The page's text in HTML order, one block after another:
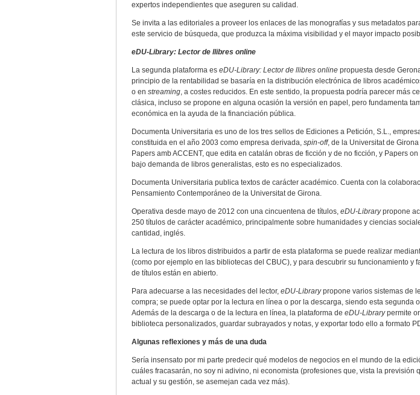
expertos independientes que aseguren su calidad.
Se invita a las editoriales a proveer los enlaces de las monografías y sus metadatos
este servicio de búsqueda, que produzca la máxima visibilidad y el mayor impacto
eDU-Library: Lector de llibres online
La segunda plataforma es eDU-Library: Lector de llibres online propuesta desde
principio de la rentabilidad se basaría en la distribución electrónica de libros
o en streaming, a costes reducidos. En este sentido, la propuesta podría parecer más
clásica, incluso se propone en alguna ocasión la versión en papel, pero fundamenta
económica en la ayuda de la financiación pública.
Documenta Universitaria es uno de los tres sellos de Ediciones a Petición, S.L.,
constituida en el año 2003 como empresa derivada, spin-off, de la Universitat de
Papers amb ACCENT, que edita en catalán obras de ficción y de no ficción, y Papers
bajo demanda de libros generalistas, esto es no especializados.
Documenta Universitaria publica textos de carácter académico. Cuenta con la
Pensamiento Contemporáneo de la Universitat de Girona.
Operativa desde mayo de 2012 con una cincuentena de títulos, eDU-Librarypropone
250 títulos de carácter académico, principalmente sobre humanidades y ciencias
cantidad, inglés.
La lectura de los libros distribuidos a partir de esta plataforma se puede realizar
(como por ejemplo en las bibliotecas del CBUC), y para descubrir su funcionamiento y
de títulos están en abierto.
Para adecuarse a las necesidades del lector, eDU-Librarypropone varios sistemas de
compra; se puede optar por la lectura en línea o por la descarga, siendo esta segunda
Además de la descarga o de la lectura en línea, la plataforma de eDU-Librarypermite
biblioteca personalizados, guardar subrayados y notas, y exportar todo ello a formato
Algunas reflexiones y más de una duda
Sería insensato por mi parte predecir qué modelos de negocios en el mundo de la
cuáles fracasarán, no soy ni adivino, ni economista (profesiones que, vista la previsión
actual y su gestión, se asemejan cada vez más).